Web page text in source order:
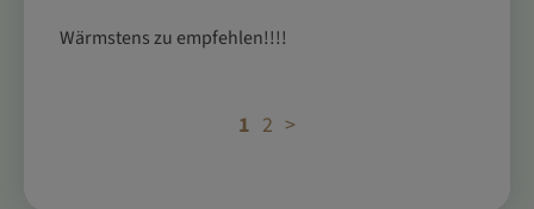
Wärmstens zu empfehlen!!!!
1 2 >